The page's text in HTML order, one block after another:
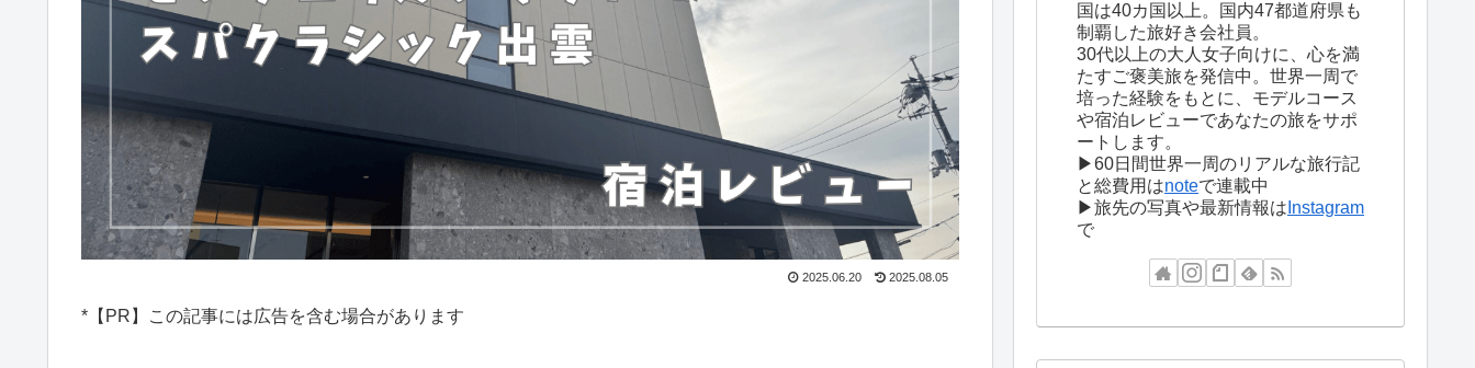
2025.06.20 2025.08.05
*【PR】この記事には広告を含む場合があります
国は40カ国以上。国内47都道府県も
制覇した旅好き会社員。
30代以上の大人女子向けに、心を満
たすご褒美旅を発信中。世界一周で
培った経験をもとに、モデルコース
や宿泊レビューであなたの旅をサポ
ートします。
▶60日間世界一周のリアルな旅行記
と総費用はnoteで連載中
▶旅先の写真や最新情報は Instagram
で